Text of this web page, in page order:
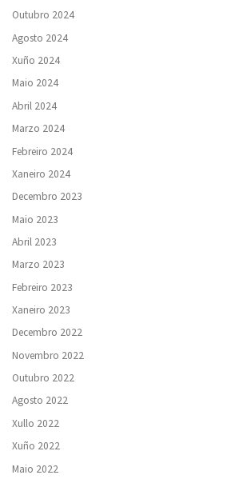
Outubro 2024
Agosto 2024
Xuño 2024
Maio 2024
Abril 2024
Marzo 2024
Febreiro 2024
Xaneiro 2024
Decembro 2023
Maio 2023
Abril 2023
Marzo 2023
Febreiro 2023
Xaneiro 2023
Decembro 2022
Novembro 2022
Outubro 2022
Agosto 2022
Xullo 2022
Xuño 2022
Maio 2022